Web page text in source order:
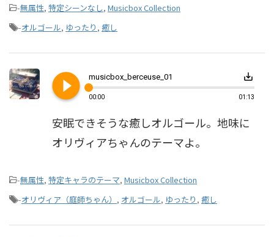
-無属性, 特定シーンなし, Musicbox Collection
-オルゴール, ゆったり , 癒し
play_circle_filled musicbox_berceuse_01 save_alt
00:00 01:13
安眠できそうな癒しオルゴール。地味に
オリヴィアちゃんのテーマよ。
-無属性, 特定キャラのテーマ, Musicbox Collection
-オリヴィア（庭師ちゃん） , オルゴール, ゆったり , 癒し